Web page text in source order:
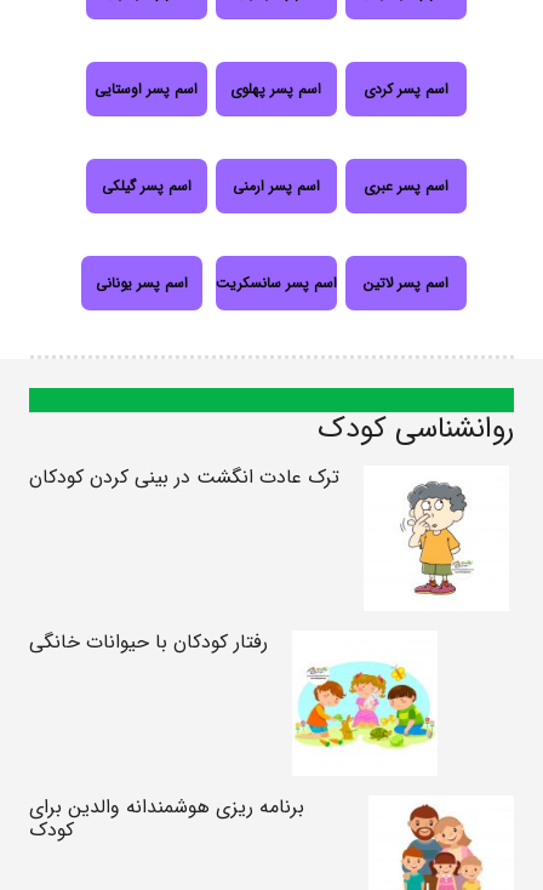
اسم پسر کردی اسم پسر پهلوی اسم پسر اوستایی
اسم پسر عبری اسم پسر ارمنی اسم پسر گیلکی
اسم پسر لاتین اسم پسر سانسکریت اسم پسر یونانی
روانشناسی کودک
ترک عادت انگشت در بینی کردن کودکان
رفتار کودکان با حیوانات خانگی
برنامه ریزی هوشمندانه والدین برای
کودک